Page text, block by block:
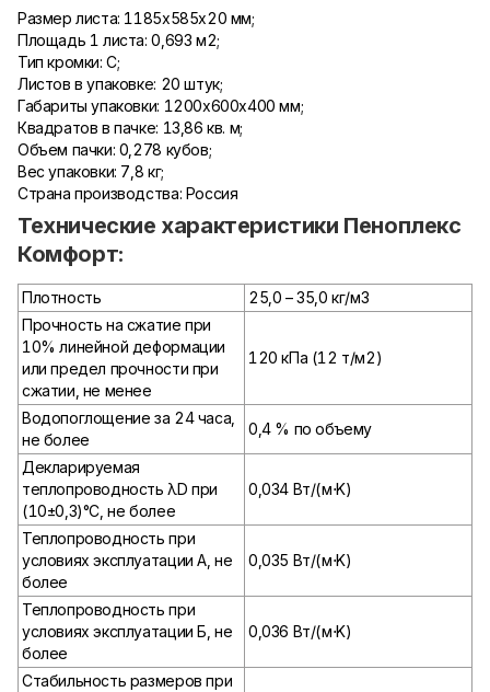
Размер листа: 1185х585х20 мм;
Площадь 1 листа: 0,693 м2;
Тип кромки: С;
Листов в упаковке: 20 штук;
Габариты упаковки: 1200х600х400 мм;
Квадратов в пачке: 13,86 кв. м;
Объем пачки: 0,278 кубов;
Вес упаковки: 7,8 кг;
Страна производства: Россия
Технические характеристики Пеноплекс
Комфорт:
Плотность
25,0 – 35,0 кг/м3
Прочность на сжатие при
10% линейной деформации
или предел прочности при
сжатии, не менее
120 кПа (12 т/м2)
Водопоглощение за 24 часа,
не более
0,4 % по объему
Декларируемая
теплопроводность λD при
(10±0,3)°С, не более
0,034 Вт/(м⋅K)
Теплопроводность при
условиях эксплуатации А, не
более
0,035 Вт/(м⋅K)
Теплопроводность при
условиях эксплуатации Б, не
более
0,036 Вт/(м⋅K)
Стабильность размеров при